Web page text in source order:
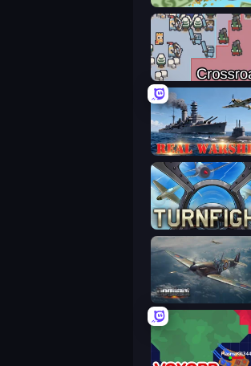
No Crossroads
Real Warships
Turnfight
Dogfight